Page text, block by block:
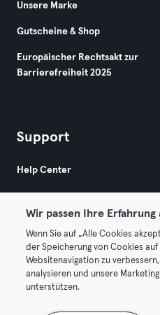
Unsere Marke
Gutscheine & Shop
Europäischer Rechtsakt zur
Barrierefreiheit 2025
Support
Help Center
© 2026 Urban Sports Group
AGB Datenschutz
Wir passen Ihre Erfahrung
Wenn Sie auf „Alle Cookies
der Speicherung von Cookies
Websitenavigation zu
analysieren und unsere
unterstützen.